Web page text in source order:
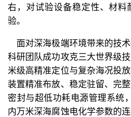
右，对试验设备稳定性、材料
验。
面对深海极端环境带来的技
科研团队成功攻克三大世界级
米级高精准定位与复杂海况投
装置精准布放、稳定驻留、完
密封与超低功耗电源管理系统
内万米深海腐蚀电化学参数的